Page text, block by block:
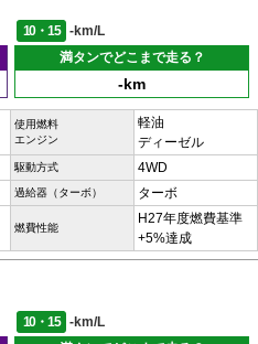
10・15
-km/L
満タンでどこまで走る？
-km
使用燃料
エンジン
軽油
ディーゼル
駆動方式 4WD
過給器（ターボ） ターボ
燃費性能
H27年度燃費基準
+5%達成
10・15
-km/L